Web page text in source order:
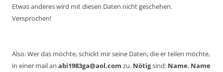
Etwas anderes wird mit diesen Daten nicht geschehen.
Versprochen!
Also: Wer das möchte, schickt mir seine Daten, die er teilen möchte,
in einer mail an abi1983ga@aol.com zu. Nötigsind: Name, Name